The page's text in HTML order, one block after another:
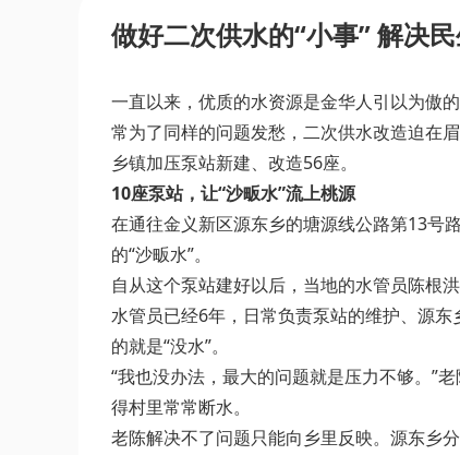
做好二次供水的“小事” 解决
一直以来，优质的水资源是金华人引以为傲
常为了同样的问题发愁，二次供水改造迫在
乡镇加压泵站新建、改造56座。
10座泵站，让“沙畈水”流上桃源
在通往金义新区源东乡的塘源线公路第13号
的“沙畈水”。
自从这个泵站建好以后，当地的水管员陈根
水管员已经6年，日常负责泵站的维护、源
的就是“没水”。
“我也没办法，最大的问题就是压力不够。”
得村里常常断水。
老陈解决不了问题只能向乡里反映。源东乡